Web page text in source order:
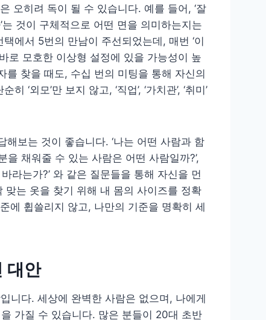
오히려 독이 될 수 있습니다. 예를 들어, ‘잘
는 것이 구체적으로 어떤 면을 의미하는지는
에서 5번의 만남이 주선되었는데, 매번 ‘이
로 모호한 이상형 설정에 있을 가능성이 높
를 찾을 때도, 수십 번의 미팅을 통해 자신의
‘외모’만 보지 않고, ‘직업’, ‘가치관’, ‘취미’
보는 것이 좋습니다. ‘나는 어떤 사람과 함
을 채워줄 수 있는 사람은 어떤 사람일까?’,
라는가?’ 와 같은 질문들을 통해 자신을 먼
는 옷을 찾기 위해 내 몸의 사이즈를 정확
에 휩쓸리지 않고, 나만의 기준을 명확히 세
대안
니다. 세상에 완벽한 사람은 없으며, 나에게
가질 수 있습니다. 많은 분들이 20대 초반